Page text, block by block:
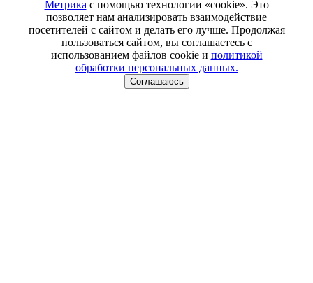
Метрика с помощью технологии «cookie». Это
позволяет нам анализировать взаимодействие
посетителей с сайтом и делать его лучше. Продолжая
пользоваться сайтом, вы соглашаетесь с
использованием файлов cookie и политикой
обработки персональных данных.
Соглашаюсь